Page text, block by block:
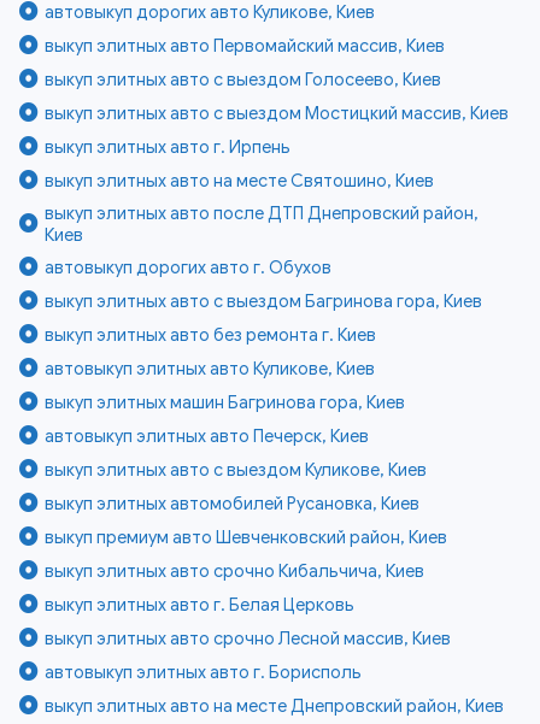
автовыкуп дорогих авто Куликове, Киев
выкуп элитных авто Первомайский массив, Киев
выкуп элитных авто с выездом Голосеево, Киев
выкуп элитных авто с выездом Мостицкий массив, Киев
выкуп элитных авто г. Ирпень
выкуп элитных авто на месте Святошино, Киев
выкуп элитных авто после ДТП Днепровский район,
Киев
автовыкуп дорогих авто г. Обухов
выкуп элитных авто с выездом Багринова гора, Киев
выкуп элитных авто без ремонта г. Киев
автовыкуп элитных авто Куликове, Киев
выкуп элитных машин Багринова гора, Киев
автовыкуп элитных авто Печерск, Киев
выкуп элитных авто с выездом Куликове, Киев
выкуп элитных автомобилей Русановка, Киев
выкуп премиум авто Шевченковский район, Киев
выкуп элитных авто срочно Кибальчича, Киев
выкуп элитных авто г. Белая Церковь
выкуп элитных авто срочно Лесной массив, Киев
автовыкуп элитных авто г. Борисполь
выкуп элитных авто на месте Днепровский район, Киев